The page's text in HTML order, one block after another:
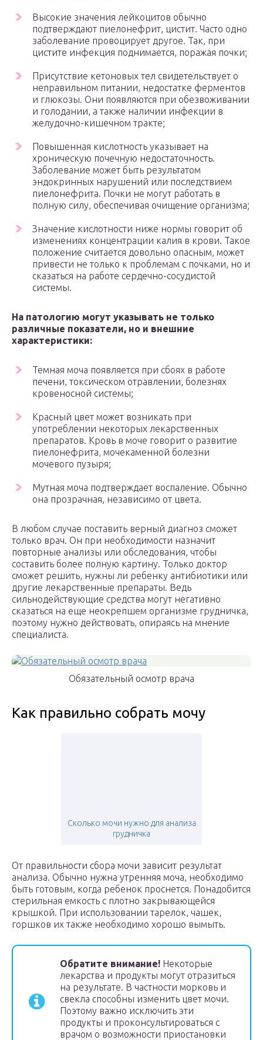
Высокие значения лейкоцитов обычно
подтверждают пиелонефрит, цистит. Часто одно
заболевание провоцирует другое. Так, при
цистите инфекция поднимается, поражая почки;
Присутствие кетоновых тел свидетельствует о
неправильном питании, недостатке ферментов
и глюкозы. Они появляются при обезвоживании
и голодании, а также наличии инфекции в
желудочно-кишечном тракте;
Повышенная кислотность указывает на
хроническую почечную недостаточность.
Заболевание может быть результатом
эндокринных нарушений или последствием
пиелонефрита. Почки не могут работать в
полную силу, обеспечивая очищение организма;
Значение кислотности ниже нормы говорит об
изменениях концентрации калия в крови. Такое
положение считается довольно опасным, может
привести не только к проблемам с почками, но и
сказаться на работе сердечно-сосудистой
системы.
На патологию могут указывать не только
различные показатели, но и внешние
характеристики:
Темная моча появляется при сбоях в работе
печени, токсическом отравлении, болезнях
кровеносной системы;
Красный цвет может возникать при
употреблении некоторых лекарственных
препаратов. Кровь в моче говорит о развитие
пиелонефрита, мочекаменной болезни
мочевого пузыря;
Мутная моча подтверждает воспаление. Обычно
она прозрачная, независимо от цвета.
В любом случае поставить верный диагноз сможет
только врач. Он при необходимости назначит
повторные анализы или обследования, чтобы
составить более полную картину. Только доктор
сможет решить, нужны ли ребенку антибиотики или
другие лекарственные препараты. Ведь
сильнодействующие средства могут негативно
сказаться на еще неокрепшем организме грудничка,
поэтому нужно действовать, опираясь на мнение
специалиста.
Обязательный осмотр врача
Как правильно собрать мочу
Сколько мочи нужно для анализа
грудничка
От правильности сбора мочи зависит результат
анализа. Обычно нужна утренняя моча, необходимо
быть готовым, когда ребенок проснется. Понадобится
стерильная емкость с плотно закрывающейся
крышкой. При использовании тарелок, чашек,
горшков их также необходимо хорошо вымыть.
Обратите внимание! Некоторые
лекарства и продукты могут отразиться
на результате. В частности морковь и
свекла способны изменить цвет мочи.
Поэтому важно исключить эти
продукты и проконсультироваться с
врачом о возможности приостановки